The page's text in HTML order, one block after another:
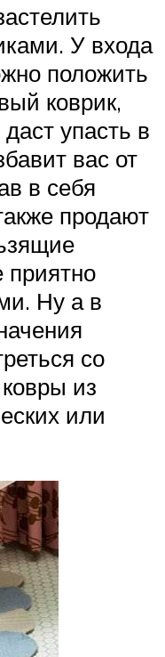
У входа
положить
коврик,
упасть в
вас от
в себя
продают
приятно
Ну а в
со
из
или